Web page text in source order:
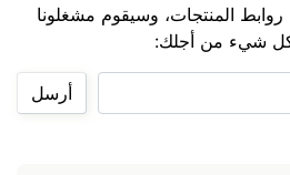
المنتجات، وسيقوم مشغلونا
شيء من أجلك:
أرسل